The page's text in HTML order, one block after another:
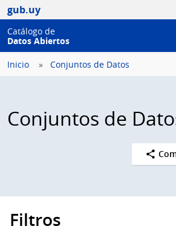
gub.uy
Catálogo de
Datos Abiertos
Inicio Conjuntos de Datos
Conjuntos de
Filtros